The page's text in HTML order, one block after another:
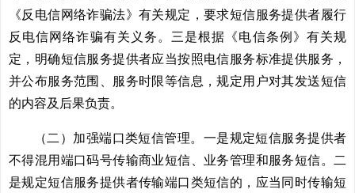
《反电信网络诈骗法》有关规定，要求短信服务提供者履行
反电信网络诈骗有关义务。三是根据《电信条例》有关规
定，明确短信服务提供者应当按照电信服务标准提供服务，
并公布服务范围、服务时限等信息，规定用户对其发送短信
的内容及后果负责。
（二）加强端口类短信管理。一是规定短信服务提供者
不得混用端口码号传输商业短信、业务管理和服务短信。二
是规定短信服务提供者传输端口类短信的，应当同时传输短